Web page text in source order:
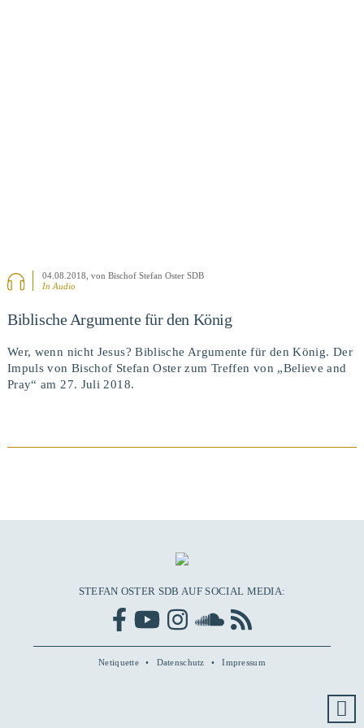
04.08.2018 , von Bischof Stefan Oster SDB
In Audio
Biblische Argumente für den König
Wer, wenn nicht Jesus? Biblische Argumente für den König. Der
Impuls von Bischof Stefan Oster zum Treffen von „Believe and
Pray“ am 27. Juli 2018.
STEFAN OSTER SDB AUF SOCIAL MEDIA:
Netiquette Datenschutz Impressum